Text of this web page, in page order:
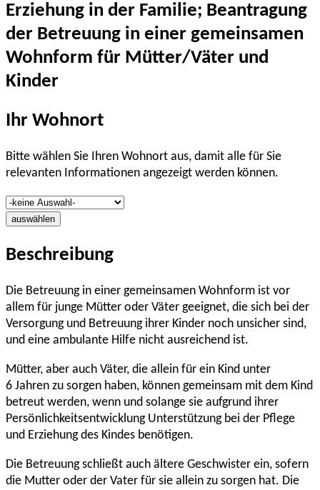
Erziehung in der Familie; Beantragung
der Betreuung in einer gemeinsamen
Wohnform für Mütter/Väter und
Kinder
Ihr Wohnort
Bitte wählen Sie Ihren Wohnort aus, damit alle für Sie
relevanten Informationen angezeigt werden können.
auswählen
Beschreibung
Die Betreuung in einer gemeinsamen Wohnform ist vor
allem für junge Mütter oder Väter geeignet, die sich bei der
Versorgung und Betreuung ihrer Kinder noch unsicher sind,
und eine ambulante Hilfe nicht ausreichend ist.
Mütter, aber auch Väter, die allein für ein Kind unter
6 Jahren zu sorgen haben, können gemeinsam mit dem Kind
betreut werden, wenn und solange sie aufgrund ihrer
Persönlichkeitsentwicklung Unterstützung bei der Pflege
und Erziehung des Kindes benötigen.
Die Betreuung schließt auch ältere Geschwister ein, sofern
die Mutter oder der Vater für sie allein zu sorgen hat. Die